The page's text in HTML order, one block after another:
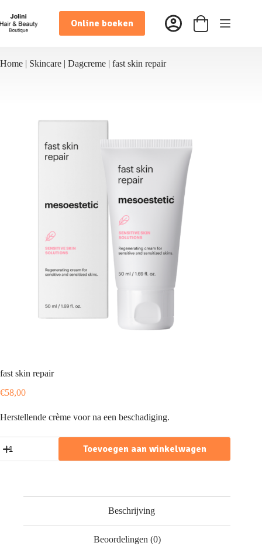
naar
de
inhoud
Online boeken Winkelwagen
Home | Skincare | Dagcreme | fast skin repair
fast skin repair
€58,00
Herstellende crème voor na een beschadiging.
skin
repair
Toevoegen aan winkelwagen
Beschrijving
Beoordelingen (0)